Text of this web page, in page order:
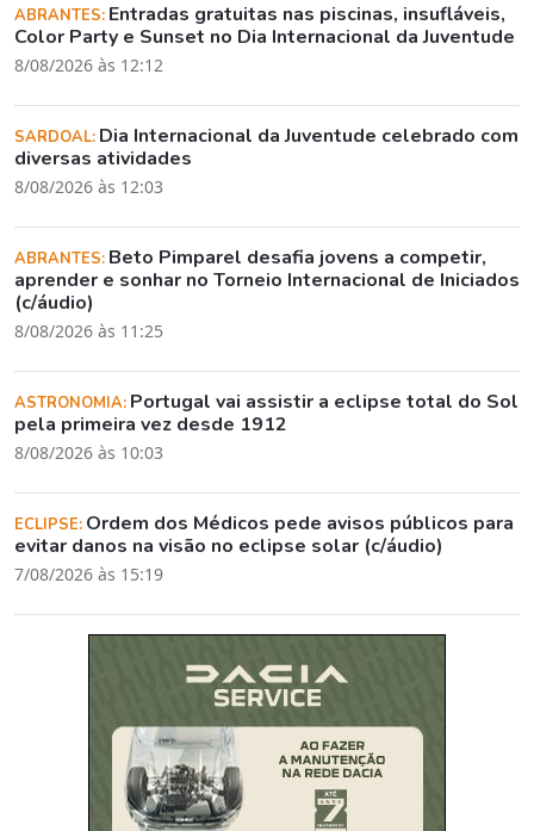
ABRANTES: Entradas gratuitas nas piscinas, insufláveis,
Color Party e Sunset no Dia Internacional da Juventude
8/08/2026 às 12:12
SARDOAL: Dia Internacional da Juventude celebrado com
diversas atividades
8/08/2026 às 12:03
ABRANTES: Beto Pimparel desafia jovens a competir,
aprender e sonhar no Torneio Internacional de Iniciados
(c/áudio)
8/08/2026 às 11:25
ASTRONOMIA: Portugal vai assistir a eclipse total do Sol
pela primeira vez desde 1912
8/08/2026 às 10:03
ECLIPSE: Ordem dos Médicos pede avisos públicos para
evitar danos na visão no eclipse solar (c/áudio)
7/08/2026 às 15:19